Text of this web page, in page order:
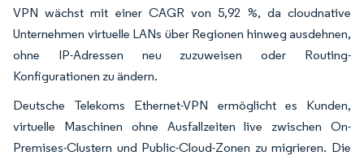
VPN wächst mit einer CAGR von 5,92 %, da cloudnative
Unternehmen virtuelle LANs über Regionen hinweg ausdehnen,
ohne IP-Adressen neu zuzuweisen oder Routing-
Konfigurationen zu ändern.
Deutsche Telekoms Ethernet-VPN ermöglicht es Kunden,
virtuelle Maschinen ohne Ausfallzeiten live zwischen On-
Premises-Clustern und Public-Cloud-Zonen zu migrieren. Die